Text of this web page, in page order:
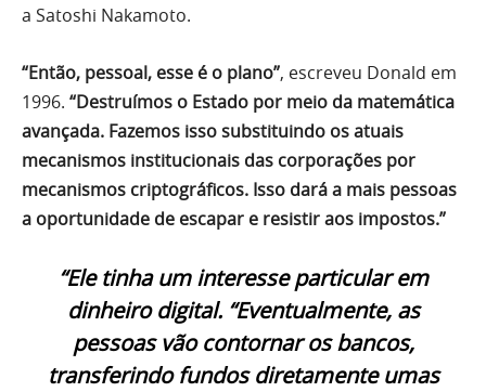
a Satoshi Nakamoto.
“Então, pessoal, esse é o plano”, escreveu Donald em
1996. “Destruímos o Estado por meio da matemática
avançada. Fazemos isso substituindo os atuais
mecanismos institucionais das corporações por
mecanismos criptográficos. Isso dará a mais pessoas
a oportunidade de escapar e resistir aos impostos.”
“Ele tinha um interesse particular em
dinheiro digital. “Eventualmente, as
pessoas vão contornar os bancos,
transferindo fundos diretamente umas